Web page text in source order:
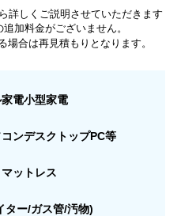
詳しくご説明させていただきます
加料金がございません。
合は再見積もりとなります。
電小型家電
ンデスクトップPC等
ットレス
ター/ガス管/汚物)